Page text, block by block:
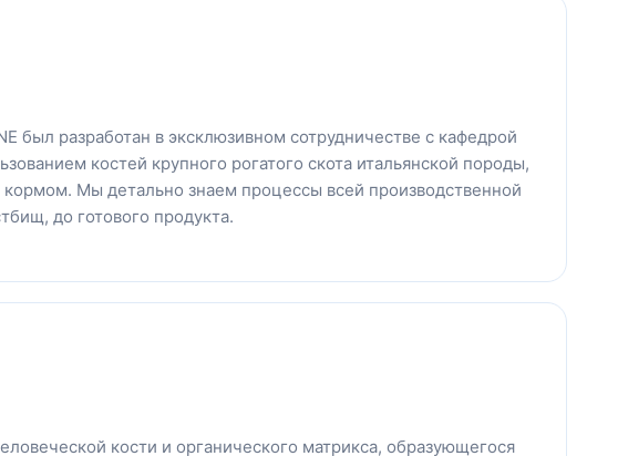
был разработан в эксклюзивном сотрудничестве с кафедрой
костей крупного рогатого скота итальянской породы,
Мы детально знаем процессы всей производственной
до готового продукта.
кости и органического матрикса, образующегося